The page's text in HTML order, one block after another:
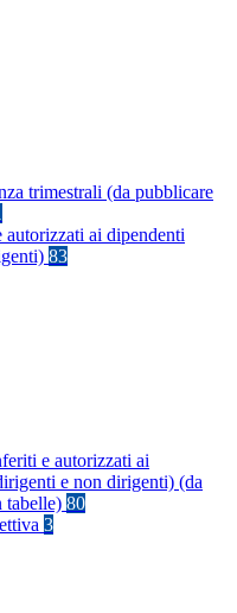
trimestrali (da pubblicare
ai dipendenti
83
e autorizzati ai
e non dirigenti) (da
tabelle) 80
3